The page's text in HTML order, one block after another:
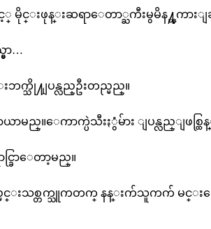
င္းဖုန္းဆရာေတာ္ႀကီးမွမိန႔္ၾကားျ
ာ…
က္သို႔ျပန္လည္ဦးတည္မည္။
ည္။ေကာက္ပဲသီးႏွံမ်ား ျပန္လည္ျဖစ္ထြ
ခြာေတာ့မည္။
ည္မင္းသစ္တက္သူကတက္ နန္းက်သူကက် မ